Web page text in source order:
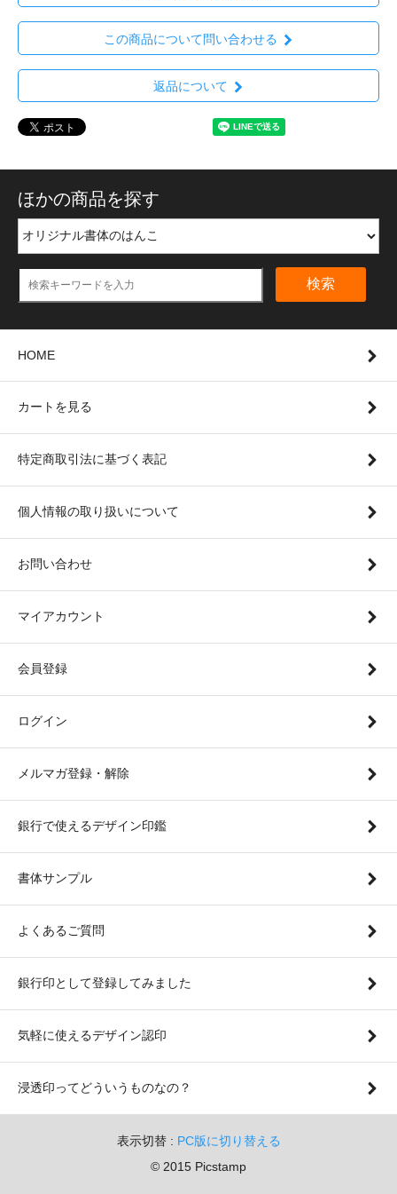
この商品について問い合わせる
返品について
ほかの商品を探す
検索
HOME
カートを見る
特定商取引法に基づく表記
個人情報の取り扱いについて
お問い合わせ
マイアカウント
会員登録
ログイン
メルマガ登録・解除
銀行で使えるデザイン印鑑
書体サンプル
よくあるご質問
銀行印として登録してみました
気軽に使えるデザイン認印
浸透印ってどういうものなの？
表示切替 : PC版に切り替える
© 2015 Picstamp